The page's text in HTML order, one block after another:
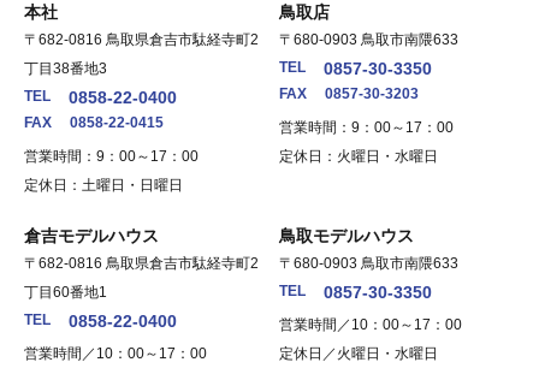
本社
〒682-0816 鳥取県倉吉市駄経寺町2
丁目38番地3
TEL
0858-22-0400
FAX
0858-22-0415
営業時間：9：00～17：00
定休日：土曜日・日曜日
鳥取店
〒680-0903 鳥取市南隈633
TEL
0857-30-3350
FAX
0857-30-3203
営業時間：9：00～17：00
定休日：火曜日・水曜日
倉吉モデルハウス
〒682-0816 鳥取県倉吉市駄経寺町2
丁目60番地1
TEL
0858-22-0400
営業時間／10：00～17：00
鳥取モデルハウス
〒680-0903 鳥取市南隈633
TEL
0857-30-3350
営業時間／10：00～17：00
定休日／火曜日・水曜日